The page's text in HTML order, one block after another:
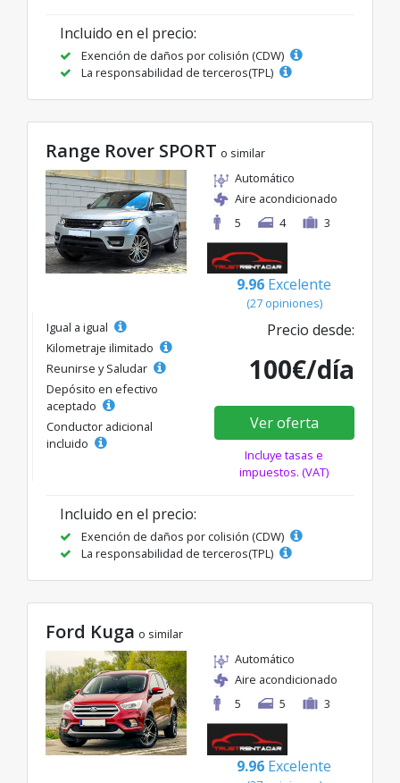
Incluido en el precio:
Exención de daños por colisión (CDW)
La responsabilidad de terceros(TPL)
Range Rover SPORT o similar
Automático
Aire acondicionado
5
4 3
9.96 Excelente
(27 opiniones)
Igual a igual
Kilometraje ilimitado
Reunirse y Saludar
Depósito en efectivo
aceptado
Conductor adicional
incluido
Precio desde:
100€/día
Ver oferta
Incluye tasas e
impuestos. (VAT)
Incluido en el precio:
Exención de daños por colisión (CDW)
La responsabilidad de terceros(TPL)
Ford Kuga o similar
Automático
Aire acondicionado
5
5 3
9.96 Excelente